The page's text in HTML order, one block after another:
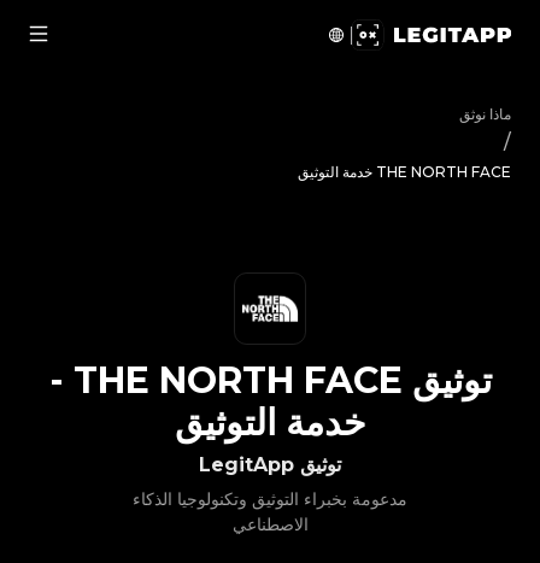
ماذا نوثق
/
THE NORTH FACE خدمة التوثيق
توثيق LegitApp
مدعومة بخبراء التوثيق وتكنولوجيا الذكاء
الاصطناعي
توثيق THE NORTH FACE
-
خدمة التوثيق